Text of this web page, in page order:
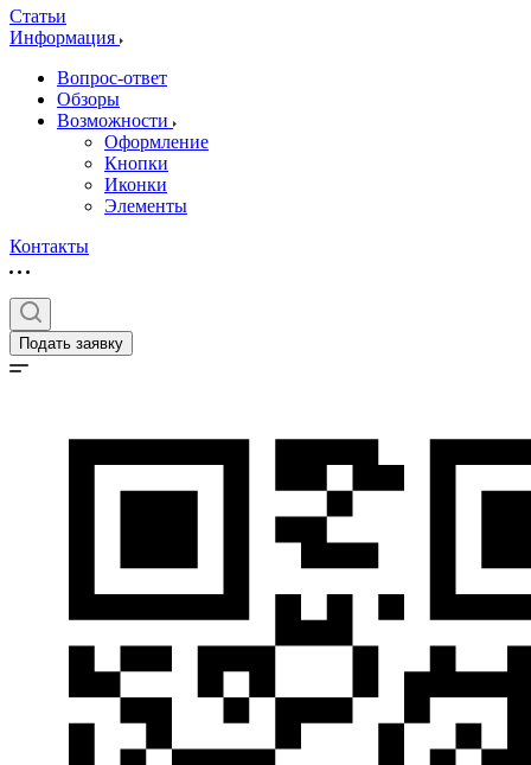
Статьи
Информация
Вопрос-ответ
Обзоры
Возможности
Оформление
Кнопки
Иконки
Элементы
Контакты
Подать заявку